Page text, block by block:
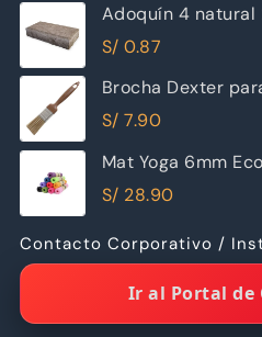
Adoquín 4 natural
S/ 0.87
Brocha Dexter
S/ 7.90
Mat Yoga 6mm
Calidad
S/ 28.90
Contacto Corporativo /
Ir al Portal de